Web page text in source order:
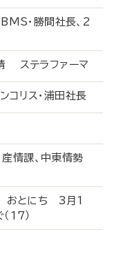
・勝間社長、2
ステラファーマ
リス・浦田社長
情課、中東情勢
おとにち 3月1
17）